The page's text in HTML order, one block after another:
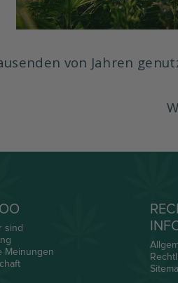
von Jahren
sind
Meinungen